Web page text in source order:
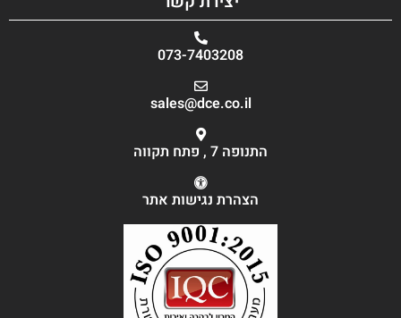
073-7403208
sales@dce.co.il
התנופה 7 , פתח תקווה
הצהרת נגישות אתר